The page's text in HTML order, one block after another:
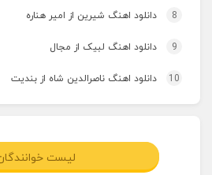
8 دانلود اهنگ شیرین از امیر هناره
9 دانلود اهنگ لبیک از مجال
10 دانلود اهنگ ناصرالدین شاه از بندیت
لیست